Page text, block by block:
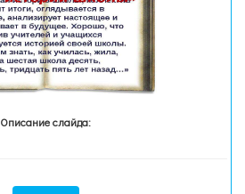
Описание слайда: